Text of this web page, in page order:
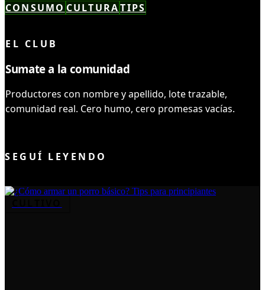
CONSUMO CULTURATIPS
EL CLUB
Sumate a la comunidad
Productores con nombre y apellido, lote trazable,
comunidad real. Cero humo, cero promesas vacías.
SEGUÍ LEYENDO